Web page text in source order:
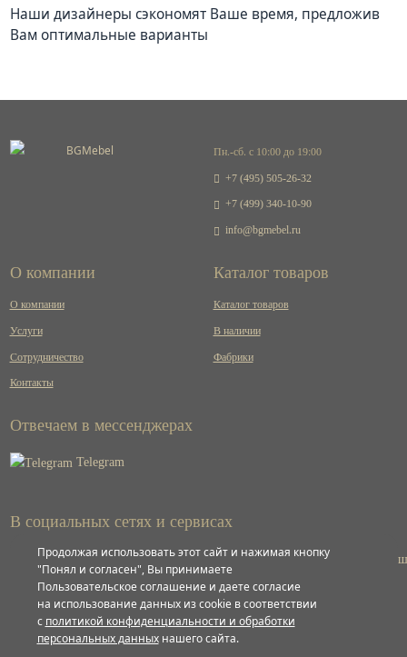
Наши дизайнеры сэкономят Ваше время, предложив
Вам оптимальные варианты
Пн.-сб. с 10:00 до 19:00
+7 (495) 505-26-32
+7 (499) 340-10-90
info@bgmebel.ru
О компании
О компании
Услуги
Сотрудничество
Контакты
Каталог товаров
Каталог товаров
В наличии
Фабрики
Отвечаем в мессенджерах
Telegram
В социальных сетях и сервисах
ВКонтакте
Яндекс
Продолжая использовать этот сайт и нажимая кнопку
"Понял и согласен", Вы принимаете
Пользовательское соглашение и даете согласие
на использование данных из cookie в соответствии
с политикой конфиденциальности и обработки
персональных данныхнашего сайта.